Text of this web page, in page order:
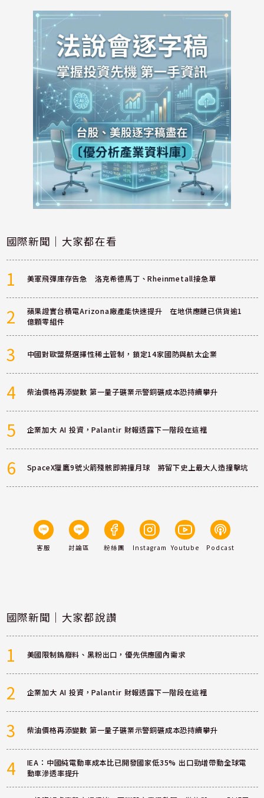
國際新聞｜大家都在看
1 美軍飛彈庫存告急 洛克希德馬丁、Rheinmetall接急單
2
蘋果證實台積電Arizona廠產能快速提升 在地供應鏈已供貨逾1
億顆零組件
3 中國對歐盟祭選擇性稀土管制，鎖定14家國防與航太企業
4 柴油價格再添變數 第一量子礦業示警銅礦成本恐持續攀升
5 企業加大 AI 投資，Palantir 財報透露下一階段在這裡
6 SpaceX獵鷹9號火箭殘骸即將撞月球 將留下史上最大人造撞擊坑
客服 討論區 粉絲團 Instagram Youtube Podcast
國際新聞｜大家都說讚
1 美國限制鎢廢料、黑粉出口，優先供應國內需求
2 企業加大 AI 投資，Palantir 財報透露下一階段在這裡
3 柴油價格再添變數 第一量子礦業示警銅礦成本恐持續攀升
4
IEA：中國純電動車成本比已開發國家低35% 出口勁增帶動全球電
動車滲透率提升